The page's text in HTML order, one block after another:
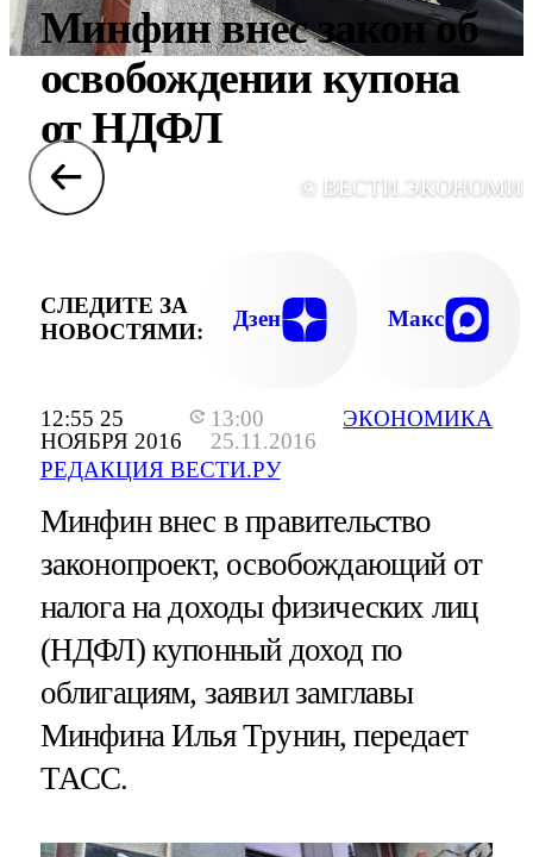
12:55 25
НОЯБРЯ 2016
13:00
25.11.2016
РЕДАКЦИЯ ВЕСТИ.РУ
ЭКОНОМИКА
Минфин внес закон об
освобождении купона
от НДФЛ
©
СЛЕДИТЕ ЗА
НОВОСТЯМИ:
Дзен Макс
Минфин внес в правительство
законопроект, освобождающий от
налога на доходы физических лиц
(НДФЛ) купонный доход по
облигациям, заявил замглавы
Минфина Илья Трунин, передает
ТАСС.